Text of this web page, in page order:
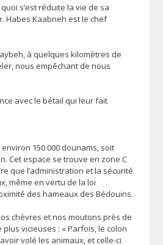
s’est réduite la vie de sa
Habes Kaabneh est le chef
à quelques kilomètres de
nous empêchant de nous
avec le bétail qui leur fait
150 000 dounams, soit
Cet espace se trouve en zone C
que l’administration et la sécurité
même en vertu de la loi
des hameaux des Bédouins.
chèvres et nos moutons près de
vicieuses : « Parfois, le colon
volé les animaux, et celle-ci